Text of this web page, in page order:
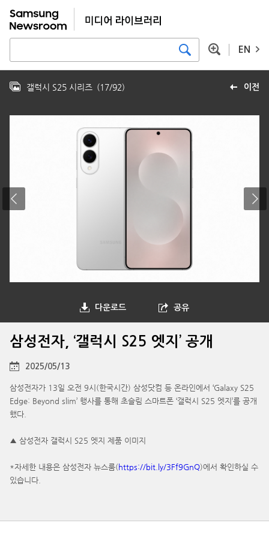
EN
이전
갤럭시 S25 시리즈 (17/92)
다운로드 공유
삼성전자, ‘갤럭시 S25 엣지’ 공개
2025/05/13
삼성전자가 13일 오전 9시(한국시간) 삼성닷컴 등 온라인에서 ‘Galaxy S25
Edge: Beyond slim’ 행사를 통해 초슬림 스마트폰 ‘갤럭시 S25 엣지’를 공개
했다.
▲ 삼성전자 갤럭시 S25 엣지 제품 이미지
*자세한 내용은 삼성전자 뉴스룸(https://bit.ly/3Ff9GnQ)에서 확인하실 수
있습니다.